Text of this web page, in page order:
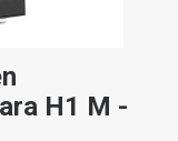
H1 M -